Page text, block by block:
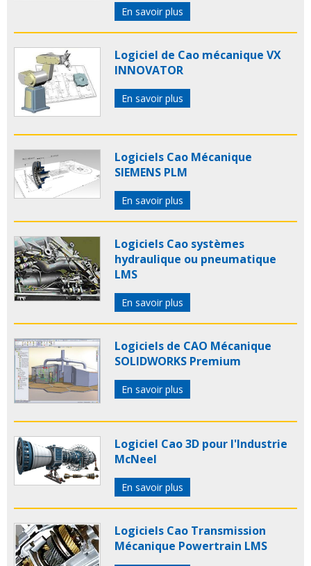
En savoir plus
Logiciel de Cao mécanique VX
INNOVATOR
En savoir plus
Logiciels Cao Mécanique
SIEMENS PLM
En savoir plus
Logiciels Cao systèmes
hydraulique ou pneumatique
LMS
En savoir plus
Logiciels de CAO Mécanique
SOLIDWORKS Premium
En savoir plus
Logiciel Cao 3D pour l'Industrie
McNeel
En savoir plus
Logiciels Cao Transmission
Mécanique Powertrain LMS